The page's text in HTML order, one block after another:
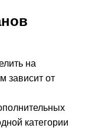
на
зависит от
категории